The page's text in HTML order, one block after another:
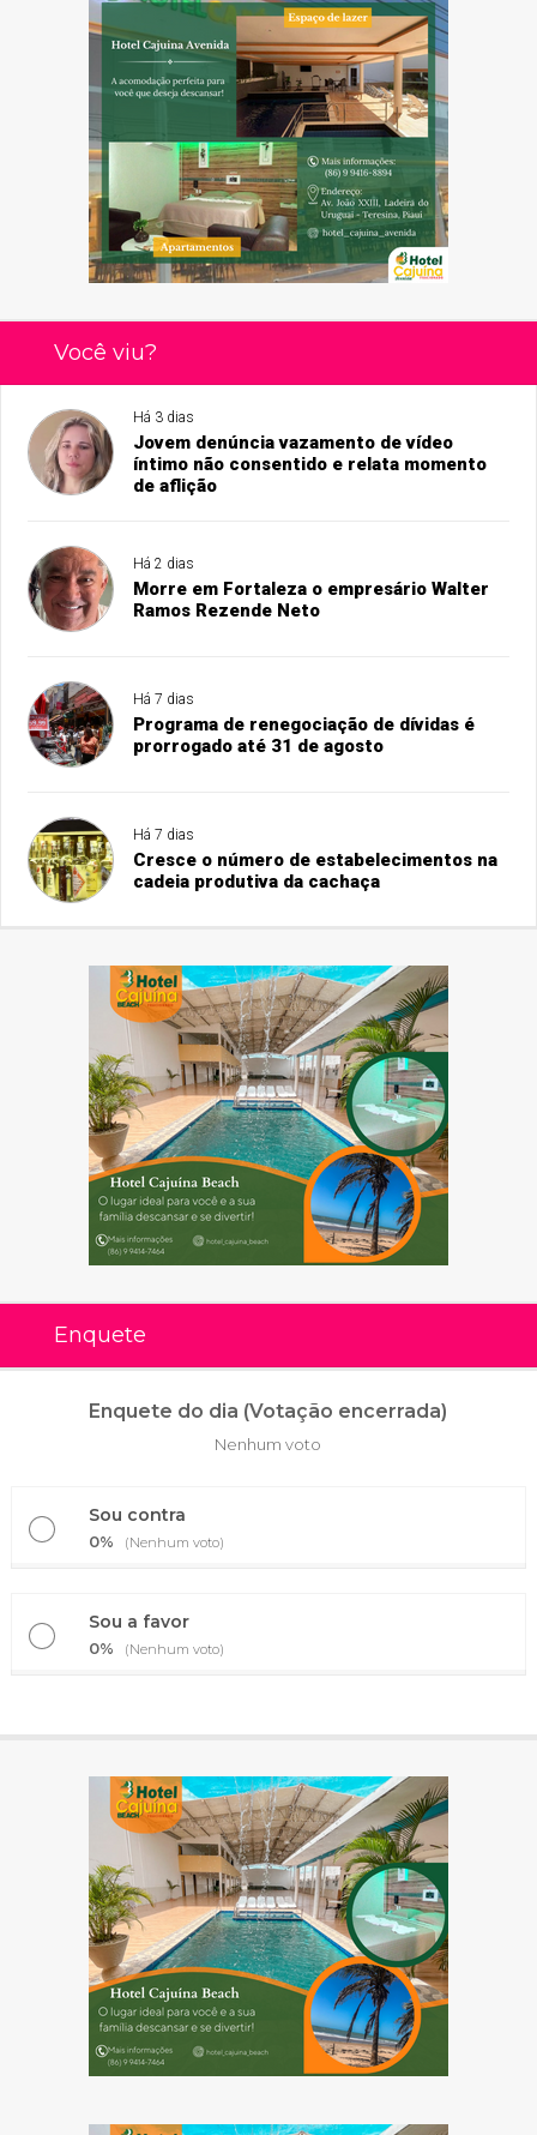
Você viu?
Há 3 dias
Jovem denúncia vazamento de vídeo
íntimo não consentido e relata momento
de aflição
Há 2 dias
Morre em Fortaleza o empresário Walter
Ramos Rezende Neto
Há 7 dias
Programa de renegociação de dívidas é
prorrogado até 31 de agosto
Há 7 dias
Cresce o número de estabelecimentos na
cadeia produtiva da cachaça
Enquete
Enquete do dia (Votação encerrada)
Nenhum voto
Sou contra
0% (Nenhum voto)
Sou a favor
0% (Nenhum voto)